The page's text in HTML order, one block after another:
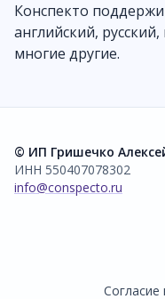
Конспекто
английский,
многие другие.
© ИП Гришечко
ИНН 550407078302
info@conspecto.ru